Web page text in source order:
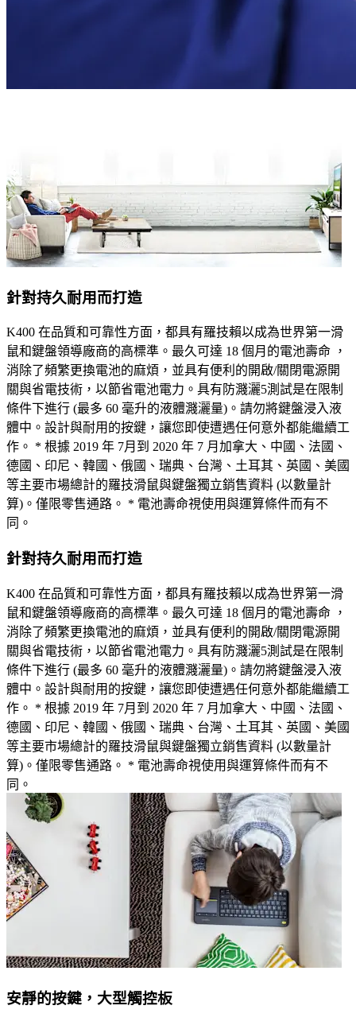
針對持久耐用而打造
K400 在品質和可靠性方面，都具有羅技賴以成為世界第一滑
鼠和鍵盤領導廠商的高標準。最久可達 18 個月的電池壽命 ，
消除了頻繁更換電池的麻煩，並具有便利的開啟/關閉電源開
關與省電技術，以節省電池電力。具有防濺灑5測試是在限制
條件下進行 (最多 60 毫升的液體濺灑量)。請勿將鍵盤浸入液
體中。設計與耐用的按鍵，讓您即使遭遇任何意外都能繼續工
作。 * 根據 2019 年 7月到 2020 年 7 月加拿大、中國、法國、
德國、印尼、韓國、俄國、瑞典、台灣、土耳其、英國、美國
等主要市場總計的羅技滑鼠與鍵盤獨立銷售資料 (以數量計
算)。僅限零售通路。 * 電池壽命視使用與運算條件而有不
同。
針對持久耐用而打造
K400 在品質和可靠性方面，都具有羅技賴以成為世界第一滑
鼠和鍵盤領導廠商的高標準。最久可達 18 個月的電池壽命 ，
消除了頻繁更換電池的麻煩，並具有便利的開啟/關閉電源開
關與省電技術，以節省電池電力。具有防濺灑5測試是在限制
條件下進行 (最多 60 毫升的液體濺灑量)。請勿將鍵盤浸入液
體中。設計與耐用的按鍵，讓您即使遭遇任何意外都能繼續工
作。 * 根據 2019 年 7月到 2020 年 7 月加拿大、中國、法國、
德國、印尼、韓國、俄國、瑞典、台灣、土耳其、英國、美國
等主要市場總計的羅技滑鼠與鍵盤獨立銷售資料 (以數量計
算)。僅限零售通路。 * 電池壽命視使用與運算條件而有不
同。
安靜的按鍵，大型觸控板